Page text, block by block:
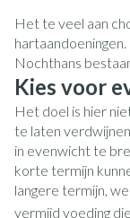
Het te veel aan
hartaandoeningen.
Nochthans
Kies voor
Het doel is hier
te laten
in evenwicht te
korte termijn
langere termijn,
vermijd voeding